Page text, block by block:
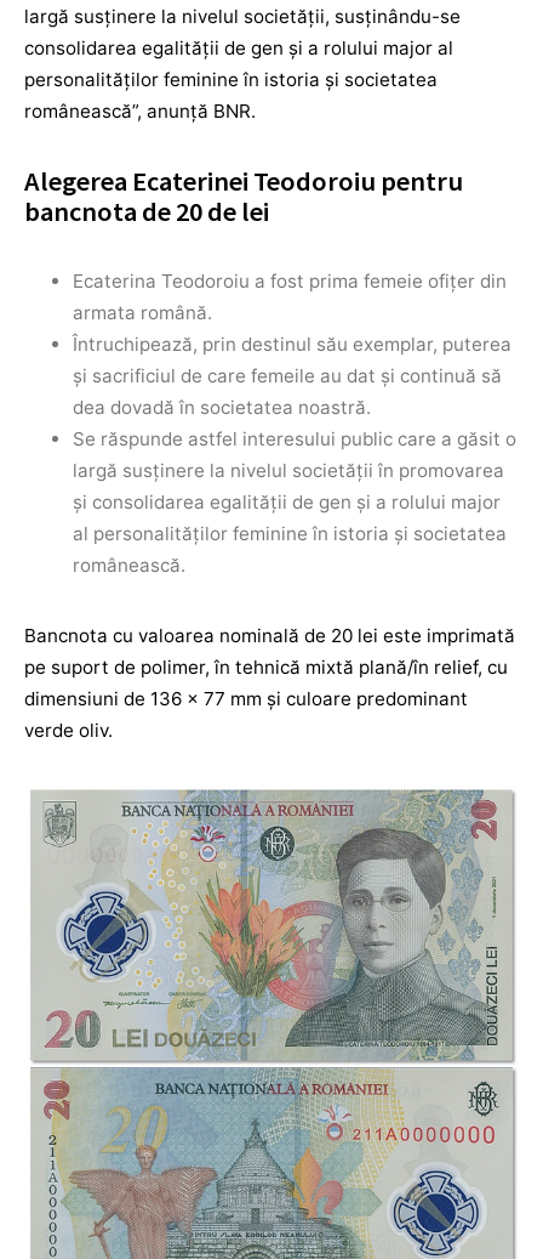
largă susţinere la nivelul societăţii, susţinându-se
consolidarea egalităţii de gen şi a rolului major al
personalităţilor feminine în istoria şi societatea
românească”, anunţă BNR.
Alegerea Ecaterinei Teodoroiu pentru
bancnota de 20 de lei
Ecaterina Teodoroiu a fost prima femeie ofițer din
armata română.
Întruchipează, prin destinul său exemplar, puterea
și sacrificiul de care femeile au dat și continuă să
dea dovadă în societatea noastră.
Se răspunde astfel interesului public care a găsit o
largă susținere la nivelul societății în promovarea
și consolidarea egalității de gen și a rolului major
al personalităților feminine în istoria și societatea
românească.
Bancnota cu valoarea nominală de 20 lei este imprimată
pe suport de polimer, în tehnică mixtă plană/în relief, cu
dimensiuni de 136 x 77 mm şi culoare predominant
verde oliv.